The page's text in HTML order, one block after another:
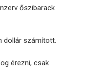
őszibarack
dollár számított.
érezni, csak